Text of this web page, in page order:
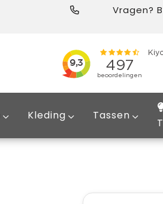
Vragen?
Kleding Tassen